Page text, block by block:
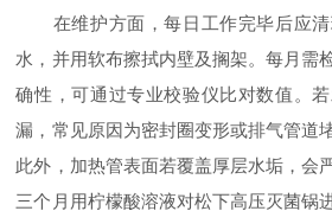
在维护方面，每日工作完毕后应清
水，并用软布擦拭内壁及搁架。每月需
确性，可通过专业校验仪比对数值。
漏，常见原因为密封圈变形或排气管道
此外，加热管表面若覆盖厚层水垢，会
三个月用柠檬酸溶液对松下高压灭菌锅